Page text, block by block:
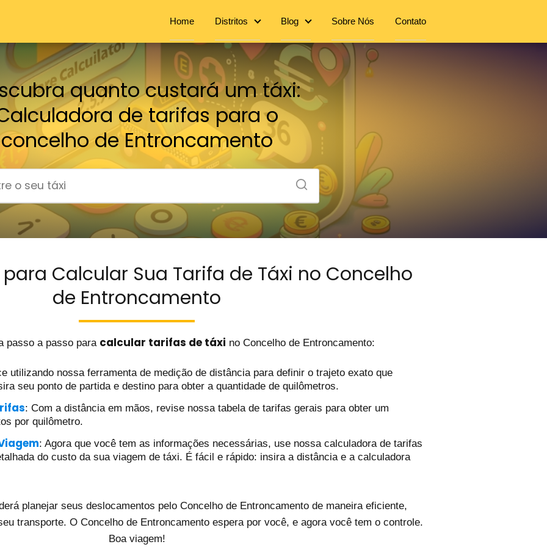
Home Distritos Blog Sobre Nós Contato
quanto custará um táxi:
de tarifas para o
concelho de Entroncamento
Calcular Sua Tarifa de Táxi no Concelho
de Entroncamento
passo a passo para calcular tarifas de táxi no Concelho de Entroncamento:
utilizando nossa ferramenta de medição de distância para definir o trajeto exato que
seu ponto de partida e destino para obter a quantidade de quilômetros.
: Com a distância em mãos, revise nossa tabela de tarifas gerais para obter um
por quilômetro.
: Agora que você tem as informações necessárias, use nossa calculadora de tarifas
do custo da sua viagem de táxi. É fácil e rápido: insira a distância e a calculadora
planejar seus deslocamentos pelo Concelho de Entroncamento de maneira eficiente,
transporte. O Concelho de Entroncamento espera por você, e agora você tem o controle.
Boa viagem!